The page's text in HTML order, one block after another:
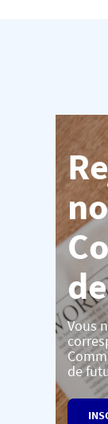
Vous
de